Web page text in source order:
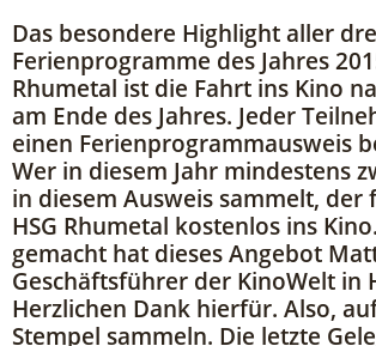
Das besondere Highlight aller
Ferienprogramme des Jahres
Rhumetal ist die Fahrt ins Kino
am Ende des Jahres. Jeder
einen Ferienprogrammausweis
Wer in diesem Jahr mindestens
in diesem Ausweis sammelt,
HSG Rhumetal kostenlos ins
gemacht hat dieses Angebot
Geschäftsführer der KinoWelt in
Herzlichen Dank hierfür. Also,
Stempel sammeln. Die letzte